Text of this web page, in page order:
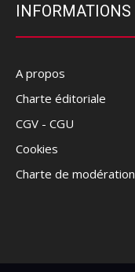
INFORMATIONS
A propos
Charte éditoriale
CGV - CGU
Cookies
Charte de modération